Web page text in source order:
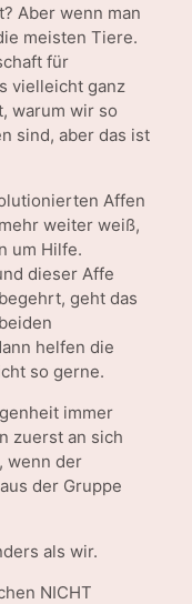
Aber wenn man
meisten Tiere.
für
vielleicht ganz
warum wir so
sind, aber das ist
Affen
weiter weiß,
um Hilfe.
dieser Affe
geht das
helfen die
so gerne.
immer
zuerst an sich
wenn der
der Gruppe
als wir.
NICHT